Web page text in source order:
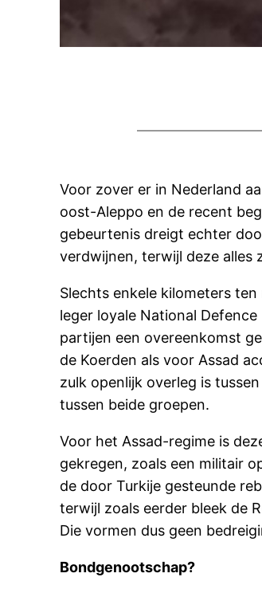
Voor zover er in Nederland
oost-Aleppo en de recent
gebeurtenis dreigt echter
verdwijnen, terwijl deze alles
Slechts enkele kilometers
leger loyale National
partijen een overeenkomst
de Koerden als voor Assad
zulk openlijk overleg is
tussen beide groepen.
Voor het Assad-regime is
gekregen, zoals een militair
de door Turkije gesteunde
terwijl zoals eerder bleek de
Die vormen dus geen
Bondgenootschap?